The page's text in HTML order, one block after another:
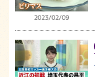
2023/02/09